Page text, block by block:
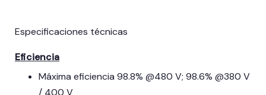
Especificaciones técnicas
Eficiencia
Máxima eficiencia 98.8% @480 V; 98.6% @380 V
/ 400 V